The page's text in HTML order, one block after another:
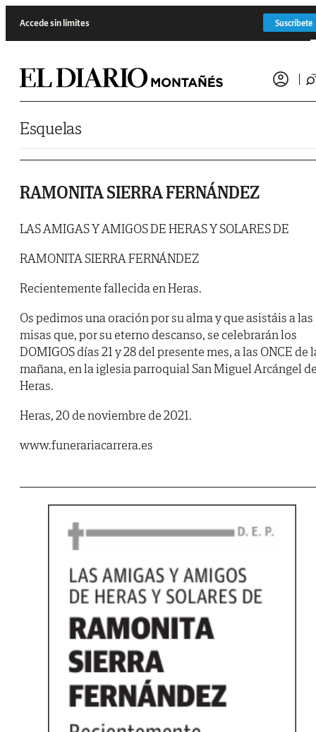
Accede sin límites Suscríbete
Esquelas
RAMONITA SIERRA FERNÁNDEZ
LAS AMIGAS Y AMIGOS DE HERAS Y SOLARES DE
RAMONITA SIERRA FERNÁNDEZ
Recientemente fallecida en Heras.
Os pedimos una oración por su alma y que asistáis a las
misas que, por su eterno descanso, se celebrarán los
DOMIGOS días 21 y 28 del presente mes, a las ONCE de
mañana, en la iglesia parroquial San Miguel Arcángel
Heras.
Heras, 20 de noviembre de 2021.
www.funerariacarrera.es